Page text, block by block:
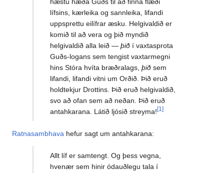
hæstu hæða Guðs til að finna flæði
lífsins, kærleika og sannleika, lifandi
uppsprettu eilífrar æsku. Helgivaldið er
komið til að vera og þið myndið
helgivaldið alla leið — þið í vaxtasprota
Guðs-logans sem tengist vaxtarmegni
hins Stóra hvíta bræðralags, þið sem
lifandi, lifandi vitni um Orðið. Þið eruð
holdtekjur Drottins. Þið eruð helgivaldið,
svo að ofan sem að neðan. Þið eruð
antahkarana. Látið ljósið streyma! [1]
Ratnasambhava hefur sagt um antahkarana:
Allt líf er samtengt. Og þess vegna,
hvenær sem hinir ódauðlegu tala í